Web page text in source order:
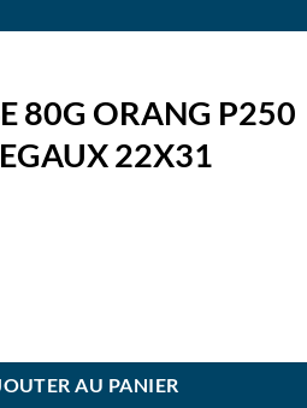
80G ORANG P250
EGAUX 22X31
AU PANIER